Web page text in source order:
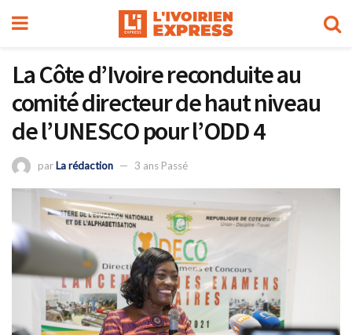
La Côte d’Ivoire reconduite au
comité directeur de haut niveau
de l’UNESCO pour l’ODD 4
parLa rédaction 3 ans Passé